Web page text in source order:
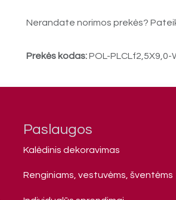
Nerandate norimos prekės?
Prekės kodas:POL-PLCLf2,5X9,0-
Paslaugos
Kalėdinis dekoravimas
Renginiams, vestuvėms, šventėms